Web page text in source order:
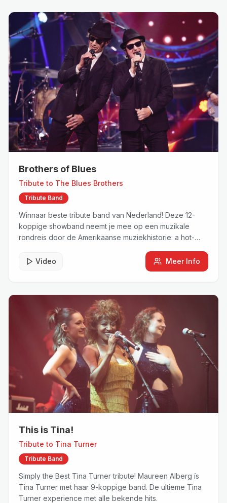
Brothers of Blues
Tribute to The Blues Brothers
Tribute Band
Winnaar beste tribute band van Nederland! Deze 12-
koppige showband neemt je mee op een muzikale
rondreis door de Amerikaanse muziekhistorie: a hot-
Video
Meer Info
This is Tina!
Tribute to Tina Turner
Tribute Band
Simply the Best Tina Turner tribute! Maureen Alberg ís
Tina Turner met haar 9-koppige band. De ultieme Tina
Turner experience met alle bekende hits.